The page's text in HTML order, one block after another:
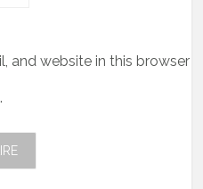
and website in this browser